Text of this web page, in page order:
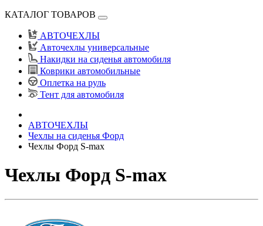
КАТАЛОГ ТОВАРОВ
АВТОЧЕХЛЫ
Авточехлы универсальные
Накидки на сиденья автомобиля
Коврики автомобильные
Оплетка на руль
Тент для автомобиля
АВТОЧЕХЛЫ
Чехлы на сиденья Форд
Чехлы Форд S-max
Чехлы Форд S-max